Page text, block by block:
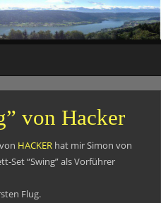
von Hacker
HACKERhat mir Simon von
Set “Swing” als Vorführer
Flug.